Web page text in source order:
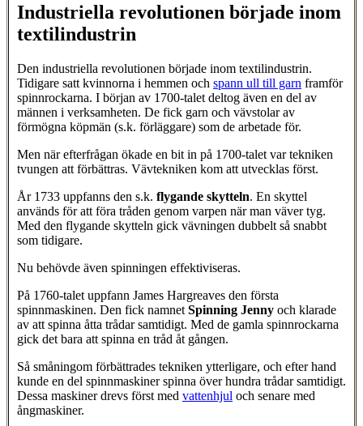
Industriella revolutionen började inom
textilindustrin
Den industriella revolutionen började inom textilindustrin.
Tidigare satt kvinnorna i hemmen och spann ull till garn framför
spinnrockarna. I början av 1700-talet deltog även en del av
männen i verksamheten. De fick garn och vävstolar av
förmögna köpmän (s.k. förläggare) som de arbetade för.
Men när efterfrågan ökade en bit in på 1700-talet var tekniken
tvungen att förbättras. Vävtekniken kom att utvecklas först.
År 1733 uppfanns den s.k. flygande skytteln. En skyttel
används för att föra tråden genom varpen när man väver tyg.
Med den flygande skytteln gick vävningen dubbelt så snabbt
som tidigare.
Nu behövde även spinningen effektiviseras.
På 1760-talet uppfann James Hargreaves den första
spinnmaskinen. Den fick namnet Spinning Jenny och klarade
av att spinna åtta trådar samtidigt. Med de gamla spinnrockarna
gick det bara att spinna en tråd åt gången.
Så småningom förbättrades tekniken ytterligare, och efter hand
kunde en del spinnmaskiner spinna över hundra trådar samtidigt.
Dessa maskiner drevs först med vattenhjul och senare med
ångmaskiner.